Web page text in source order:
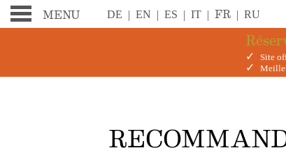
MENU DE | EN | ES | IT | FR | RU
✓ Site
✓